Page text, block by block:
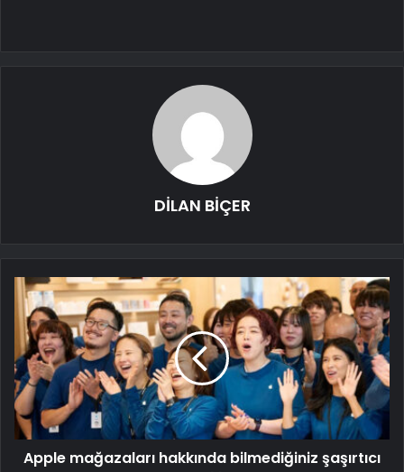
DİLAN BİÇER
Apple mağazaları hakkında bilmediğiniz şaşırtıcı